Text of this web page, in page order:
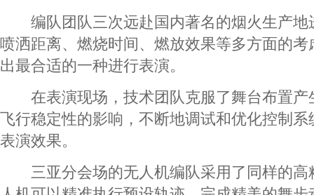
编队团队三次远赴国内著名的烟火生产地
喷洒距离、燃烧时间、燃放效果等多方面的
出最合适的一种进行表演。
在表演现场，技术团队克服了舞台布置产
飞行稳定性的影响，不断地调试和优化控制
表演效果。
三亚分会场的无人机编队采用了同样的高